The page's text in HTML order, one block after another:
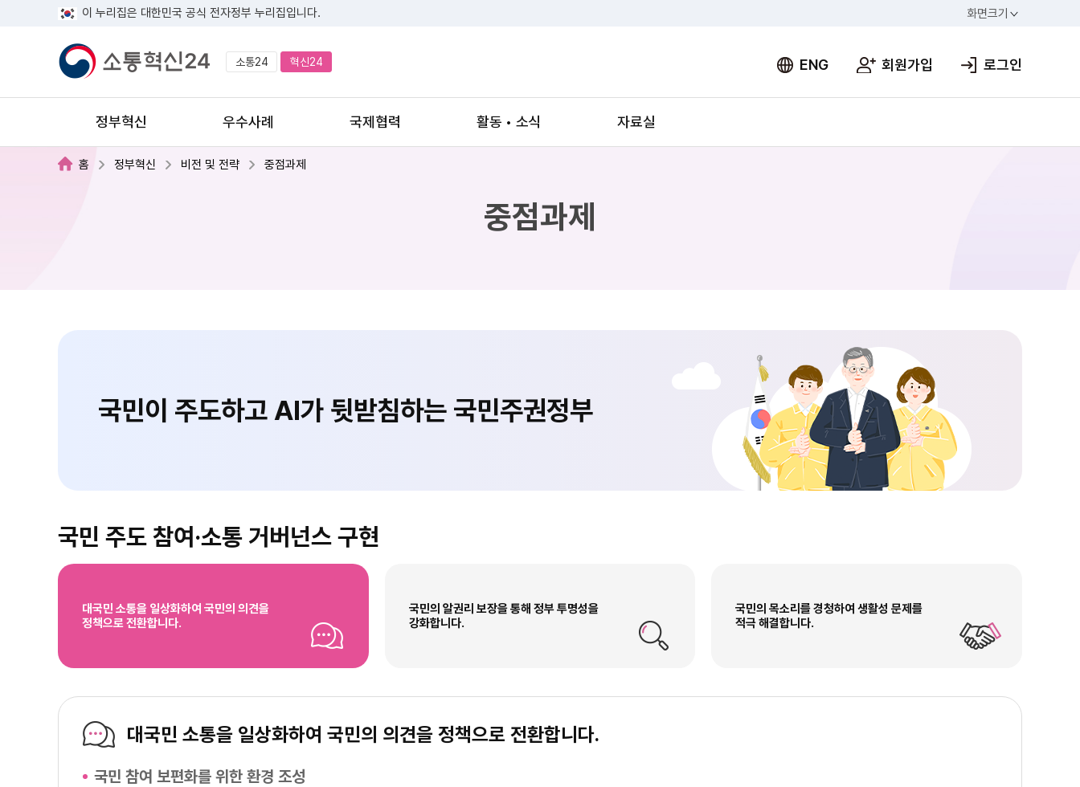
이 누리집은 대한민국 공식 전자정부 누리집입니다. 화면크기
소통24 혁신24 ENG 회원가입 로그인
정부혁신 우수사례 국제협력 활동 • 소식 자료실
홈 정부혁신 비전 및 전략 중점과제
중점과제
국민이 주도하고 AI가 뒷받침하는 국민주권정부
국민 주도 참여·소통 거버넌스 구현
대국민 소통을 일상화하여 국민의 의견을
정책으로 전환합니다.
국민의 알권리 보장을 통해 정부 투명성을
강화합니다.
국민의 목소리를 경청하여 생활성 문제를
적극 해결합니다.
대국민 소통을 일상화하여 국민의 의견을 정책으로 전환합니다.
국민 참여 보편화를 위한 환경 조성